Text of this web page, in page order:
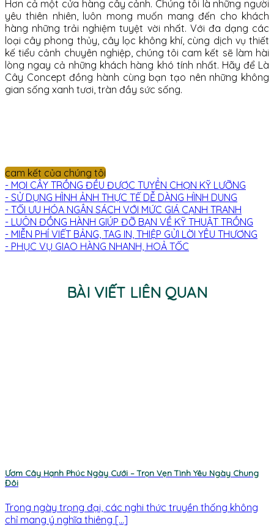
Hơn cả một cửa hàng cây cảnh. Chúng tôi là những người
yêu thiên nhiên, luôn mong muốn mang đến cho khách
hàng những trải nghiệm tuyệt vời nhất. Với đa dạng các
loại cây phong thủy, cây lọc không khí, cùng dịch vụ thiết
kế tiểu cảnh chuyên nghiệp, chúng tôi cam kết sẽ làm hài
lòng ngay cả những khách hàng khó tính nhất. Hãy để Là
Cây Concept đồng hành cùng bạn tạo nên những không
gian sống xanh tươi, tràn đầy sức sống.
cam kết của chúng tôi
- MỌI CÂY TRỒNG ĐỀU ĐƯỢC TUYỂN CHỌN KỸ LƯỠNG
- SỬ DỤNG HÌNH ẢNH THỰC TẾ DỄ DÀNG HÌNH DUNG
- TỐI ƯU HÓA NGÂN SÁCH VỚI MỨC GIÁ CẠNH TRANH
- LUÔN ĐỒNG HÀNH GIÚP ĐỠ BẠN VỀ KỸ THUẬT TRỒNG
- MIỄN PHÍ VIẾT BẢNG, TAG IN, THIỆP GỬI LỜI YÊU THƯƠNG
- PHỤC VỤ GIAO HÀNG NHANH, HOẢ TỐC
BÀI VIẾT LIÊN QUAN
Ươm Cây Hạnh Phúc Ngày Cưới – Trọn Vẹn Tình Yêu Ngày Chung
Đôi
Trong ngày trọng đại, các nghi thức truyền thống không
chỉ mang ý nghĩa thiêng [...]